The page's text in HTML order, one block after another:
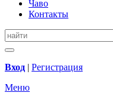
Чаво
Контакты
Вход | Регистрация
Меню